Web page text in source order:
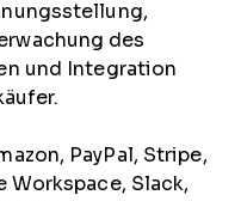
des
und Integration
PayPal, Stripe,
Workspace, Slack,